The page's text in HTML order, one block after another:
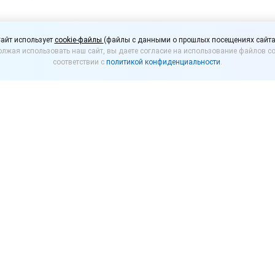
стоимость
использует cookie-файлы (файлы с данными о прошлых посещениях
использовать наш сайт, вы даете согласие на использование файлов
соответствии с политикой конфиденциальности.